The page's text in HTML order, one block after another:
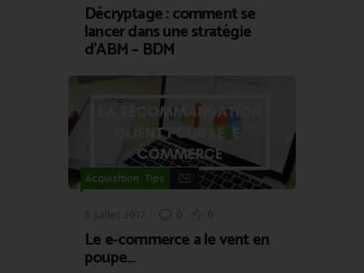
Décryptage : comment se
lancer dans une stratégie
d’ABM – BDM
Acquisition, Tips
3 juillet 2017 0 0
Le e-commerce a le vent en
poupe…